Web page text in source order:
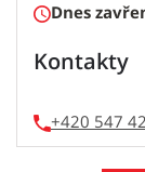
Dnes
Kontakty
+420 547